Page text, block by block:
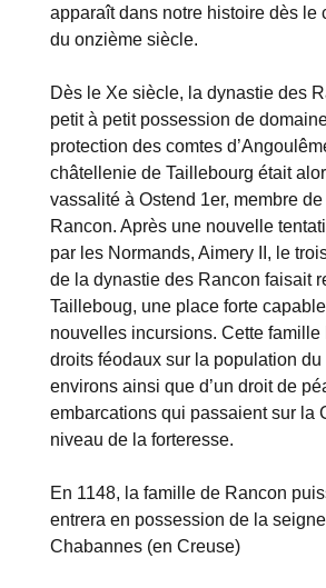
apparaît dans notre histoire dès le
du onzième siècle.
Dès le Xe siècle, la dynastie des
petit à petit possession de
protection des comtes
châtellenie de Taillebourg était
vassalité à Ostend 1er, membre
Rancon. Après une nouvelle
par les Normands, Aimery II, le
de la dynastie des Rancon faisait
Tailleboug, une place forte
nouvelles incursions. Cette famille
droits féodaux sur la population du
environs ainsi que d’un droit de
embarcations qui passaient sur la
niveau de la forteresse.
En 1148, la famille de Rancon
entrera en possession de la
Chabannes (en Creuse)